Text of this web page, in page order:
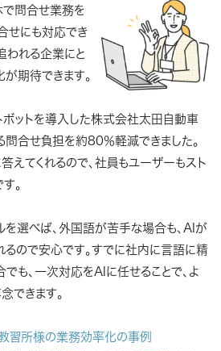
で問合せ業務を
せにも対応でき
われる企業にと
期待できます。
ボットを導入した株式会社太田自動車
問合せ負担を約80％軽減できました。
えてくれるので、社員もユーザーもスト
。
を選べば、外国語が苦手な場合も、AIが
るので安心です。すでに社内に言語に精
も、一次対応をAIに任せることで、よ
できます。
習所様の業務効率化の事例